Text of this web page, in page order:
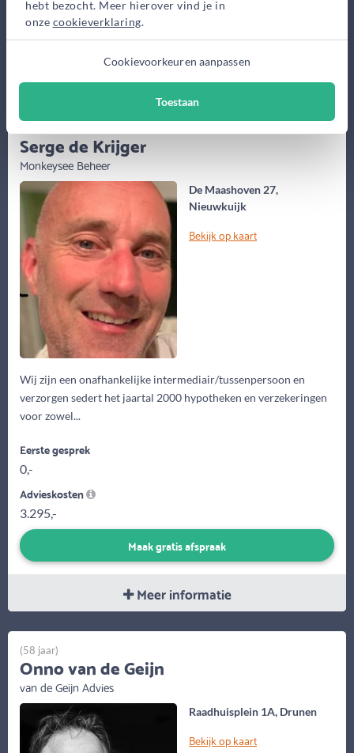
hebt bezocht. Meer hierover vind je in
onze cookieverklaring.
Cookievoorkeuren aanpassen
Toestaan
Maak gratis afspraak
Meer informatie
De Maashoven 27,
Nieuwkuijk
Bekijk op kaart
Wij zijn een onafhankelijke intermediair/tussenpersoon en
verzorgen sedert het jaartal 2000 hypotheken en verzekeringen
voor zowel...
Serge de Krijger
Monkeysee Beheer
Eerste gesprek
0,-
Advieskosten
3.295,-
Maak gratis afspraak
Meer informatie
Raadhuisplein 1A, Drunen
Bekijk op kaart
(58 jaar)
Onno van de Geijn
van de Geijn Advies